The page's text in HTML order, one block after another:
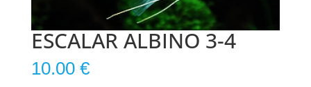
ESCALAR ALBINO 3-4
10.00 €